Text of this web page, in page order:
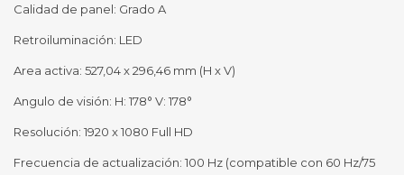
Calidad de panel: Grado A
Retroiluminación: LED
Area activa: 527,04 x 296,46 mm (H x V)
Angulo de visión: H: 178° V: 178°
Resolución: 1920 x 1080 Full HD
Frecuencia de actualización: 100 Hz (compatible con 60 Hz/75